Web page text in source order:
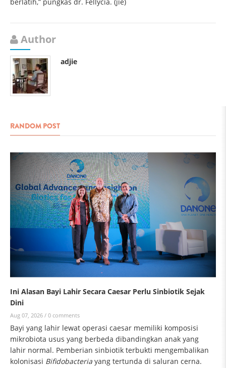
berlatih,” pungkas dr. Fellycia. (jie)
Author
adjie
RANDOM POST
Ini Alasan Bayi Lahir Secara Caesar Perlu Sinbiotik Sejak
Dini
Aug 07, 2026 / 0 comments
Bayi yang lahir lewat operasi caesar memiliki komposisi
mikrobiota usus yang berbeda dibandingkan anak yang
lahir normal. Pemberian sinbiotik terbukti mengembalikan
kolonisasi Bifidobacteria yang tertunda di saluran cerna.